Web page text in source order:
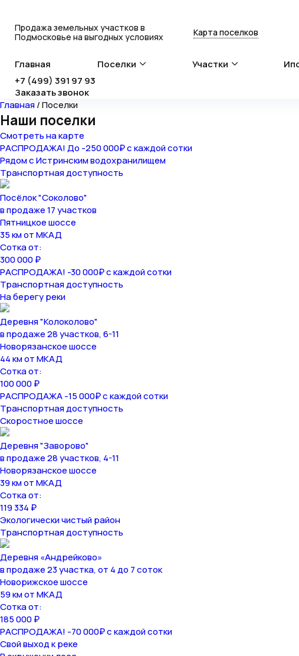
Продажа земельных участков в
Подмосковье на выгодных условиях
Карта поселков
Главная Поселки Участки
+7 (499) 391 97 93
Заказать звонок
Главная/Поселки
Наши поселки
Смотреть на карте
РАСПРОДАЖА! До -250 000₽ с каждой сотки
Рядом с Истринским водохранилищем
Транспортная доступность
Посёлок "Соколово"
в продаже 17 участков
Пятницкое шоссе
35 км от МКАД
Сотка от:
300 000 ₽
РАСПРОДАЖА! -30 000₽ с каждой сотки
Транспортная доступность
На берегу реки
Деревня "Колоколово"
в продаже 28 участков, 6-11
Новорязанское шоссе
44 км от МКАД
Сотка от:
100 000 ₽
РАСПРОДАЖА -15 000₽ с каждой сотки
Транспортная доступность
Скоростное шоссе
Деревня "Заворово"
в продаже 28 участков, 4-11
Новорязанское шоссе
39 км от МКАД
Сотка от:
119 334 ₽
Экологически чистый район
Транспортная доступность
Деревня «Андрейково»
в продаже 23 участка, от 4 до 7 соток
Новорижское шоссе
59 км от МКАД
Сотка от:
185 000 ₽
РАСПРОДАЖА! -70 000₽ с каждой сотки
Свой выход к реке